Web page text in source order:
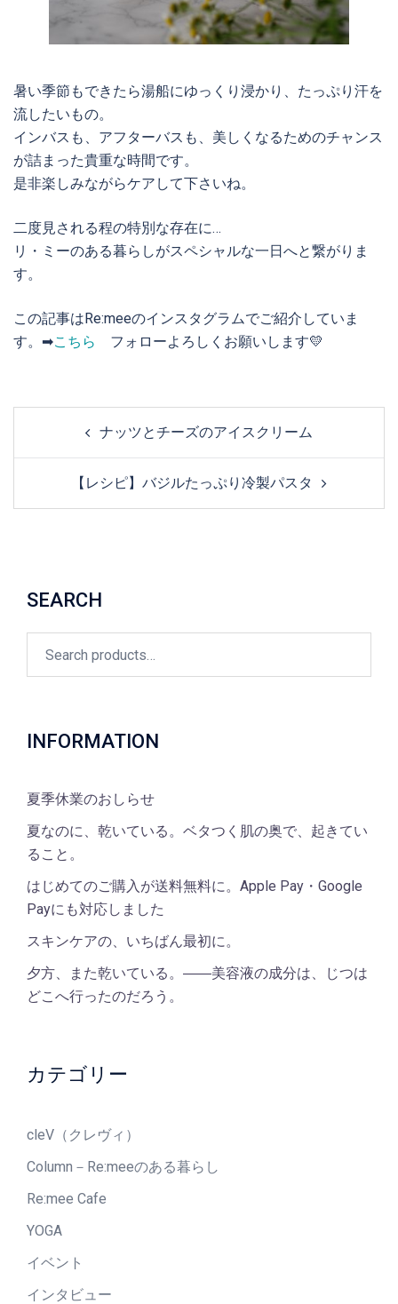
暑い季節もできたら湯船にゆっくり浸かり、たっぷり汗を
流したいもの。
インバスも、アフターバスも、美しくなるためのチャンス
が詰まった貴重な時間です。
是非楽しみながらケアして下さいね。
二度見される程の特別な存在に…
リ・ミーのある暮らしがスペシャルな一日へと繋がりま
す。
この記事はRe:meeのインスタグラムでご紹介していま
す。➡こちら フォローよろしくお願いします💛
navigationナッツとチーズのアイスクリーム
【レシピ】バジルたっぷり冷製パスタ
SEARCH
INFORMATION
夏季休業のおしらせ
夏なのに、乾いている。ベタつく肌の奥で、起きてい
ること。
はじめてのご購入が送料無料に。Apple Pay・Google
Payにも対応しました
スキンケアの、いちばん最初に。
夕方、また乾いている。――美容液の成分は、じつは
どこへ行ったのだろう。
カテゴリー
cleV（クレヴィ）
Column－Re:meeのある暮らし
Re:mee Cafe
YOGA
イベント
インタビュー